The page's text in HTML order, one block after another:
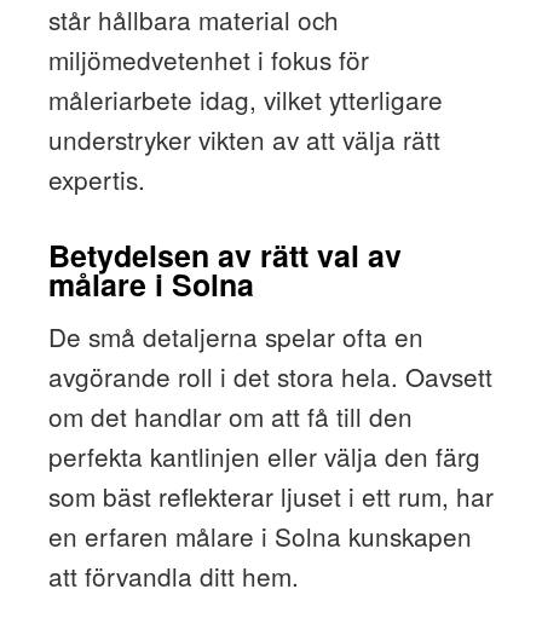
står hållbara material och
miljömedvetenhet i fokus för
måleriarbete idag, vilket ytterligare
understryker vikten av att välja rätt
expertis.
Betydelsen av rätt val av
målare i Solna
De små detaljerna spelar ofta en
avgörande roll i det stora hela. Oavsett
om det handlar om att få till den
perfekta kantlinjen eller välja den färg
som bäst reflekterar ljuset i ett rum, har
en erfaren målare i Solna kunskapen
att förvandla ditt hem.